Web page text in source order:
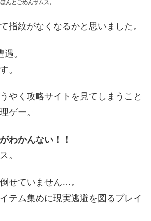
んとごめんサムス。
指紋がなくなるかと思いました。
。
。
やく 攻略サイトを見てしまうこと
ゲー。
わかんない！！
。
せていません…。
テム集めに現実逃避を図るプレイ